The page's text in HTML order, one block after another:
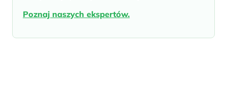
Poznaj naszych ekspertów.